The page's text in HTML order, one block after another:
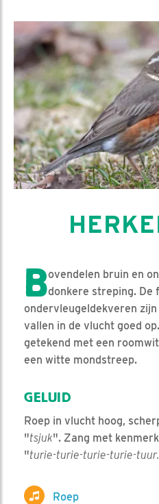
Bovendelen bruin en
donkere streping. De
ondervleugeldekveren
vallen in de vlucht goed
getekend met een
een witte mondstreep.
GELUID
Roep in vlucht hoog,
"tsjuk". Zang met
"turie-turie-turie-turie-
Roep